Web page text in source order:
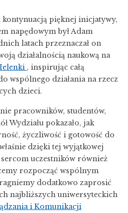
kontynuacją pięknej inicjatywy,
napędowym był Adam
latach przeznaczał on
działalnością naukową na
, inspirując całą
wspólnego działania na rzecz
dzieci.
pracowników, studentów,
Wydziału pokazało, jak
życzliwość i gotowość do
dzięki tej wyjątkowej
uczestników również
rozpocząć wspólnym
dodatkowo zaprosić
najbliższych uniwersyteckich
i Komunikacji